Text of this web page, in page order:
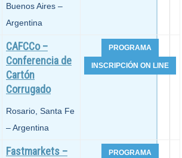
Buenos Aires –
Argentina
CAFCCo –
Conferencia de
Cartón
Corrugado
Rosario, Santa Fe
– Argentina
Fastmarkets –